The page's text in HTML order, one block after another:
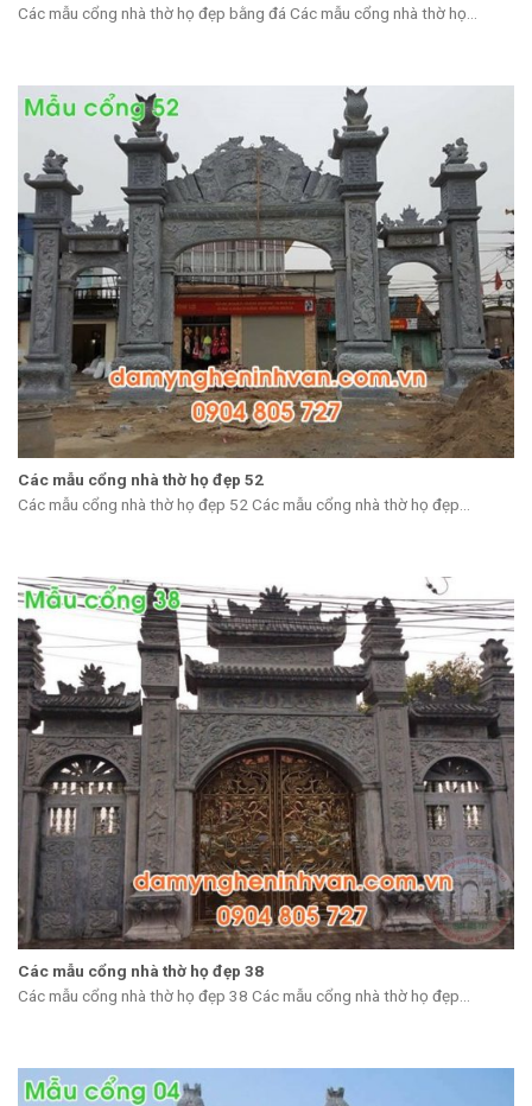
Các mẫu cổng nhà thờ họ đẹp bằng đá Các mẫu cổng nhà thờ họ...
Các mẫu cổng nhà thờ họ đẹp 52
Các mẫu cổng nhà thờ họ đẹp 52 Các mẫu cổng nhà thờ họ đẹp...
Các mẫu cổng nhà thờ họ đẹp 38
Các mẫu cổng nhà thờ họ đẹp 38 Các mẫu cổng nhà thờ họ đẹp...